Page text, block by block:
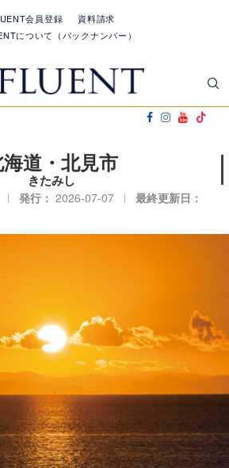
会員登録
資料請求
について（バックナンバー）
道・北見市
きたみし
発行： 2026-07-07
最終更新日：